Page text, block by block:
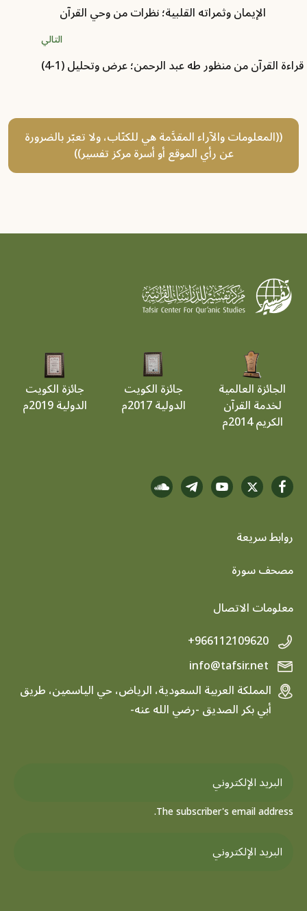
الإيمان وثمراته القلبية؛ نظرات من وحي القرآن
التالي
القرآن من منظور طه عبد الرحمن؛ عرض وتحليل (1-4)
((المعلومات والآراء المقدَّمة هي للكتّاب، ولا تعبّر بالضرورة
عن رأي الموقع أو أسرة مركز تفسير))
الجائزة العالمية
لخدمة القرآن
الكريم 2014م
جائزة الكويت
الدولية 2017م
جائزة الكويت
الدولية 2019م
روابط سريعة
footer menu
مصحف سورة
معلومات الاتصال
+966112109620
info@tafsir.net
المملكة العربية السعودية، الرياض، حي الياسمين، طريق
أبي بكر الصديق -رضي الله عنه-
The subscriber's email address.